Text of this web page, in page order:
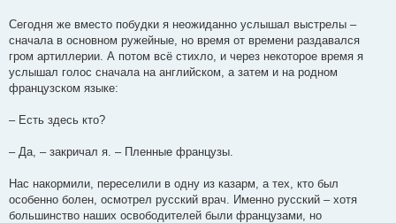
Сегодня же вместо побудки я неожиданно услышал выстрелы –
сначала в основном ружейные, но время от времени раздавался
гром артиллерии. А потом всё стихло, и через некоторое время я
услышал голос сначала на английском, а затем и на родном
французском языке:
– Есть здесь кто?
– Да, – закричал я. – Пленные французы.
Нас накормили, переселили в одну из казарм, а тех, кто был
особенно болен, осмотрел русский врач. Именно русский – хотя
большинство наших освободителей были французами, но